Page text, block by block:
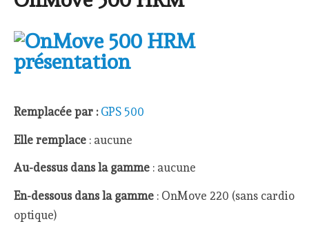
Remplacée par : GPS 500
Elle remplace : aucune
Au-dessus dans la gamme : aucune
En-dessous dans la gamme : OnMove 220 (sans cardio
optique)